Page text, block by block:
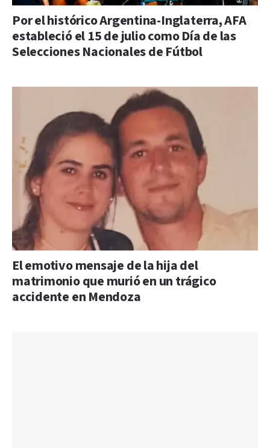
Por el histórico Argentina-Inglaterra, AFA
estableció el 15 de julio como Día de las
Selecciones Nacionales de Fútbol
El emotivo mensaje de la hija del
matrimonio que murió en un trágico
accidente en Mendoza